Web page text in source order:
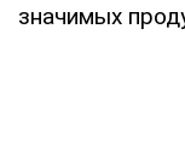
значимых